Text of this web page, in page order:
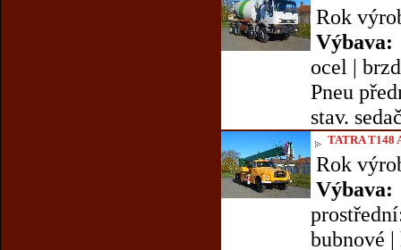
Rok
Výbava:
ocel |
Pneu
stav.
TATRA T148
Rok
Výbava:
bubnové